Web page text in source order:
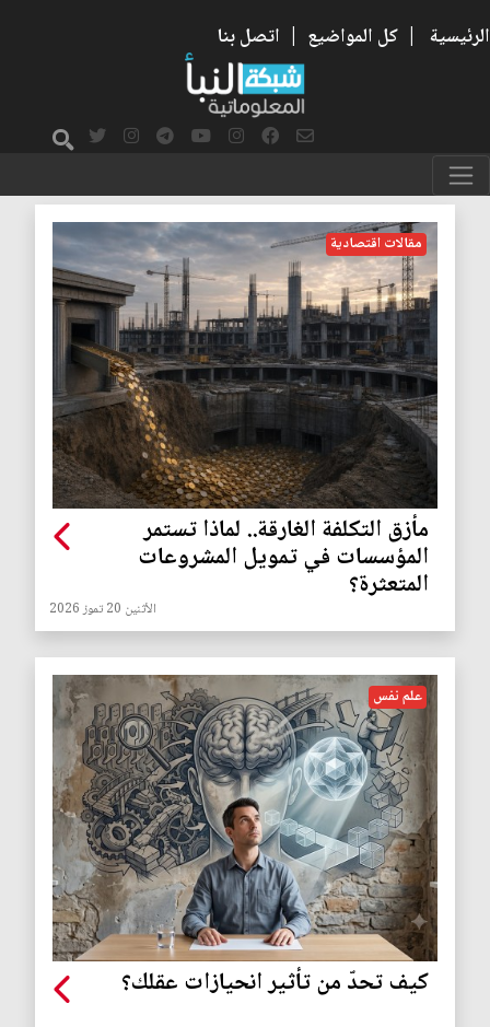
الرئيسية | كل المواضيع | اتصل بنا
الخسارة
مقالات اقتصادية
مأزق التكلفة الغارقة.. لماذا تستمر
المؤسسات في تمويل المشروعات
المتعثرة؟
الأثنين 20 تموز 2026
علم نفس
كيف تحدّ من تأثير انحيازات عقلك؟